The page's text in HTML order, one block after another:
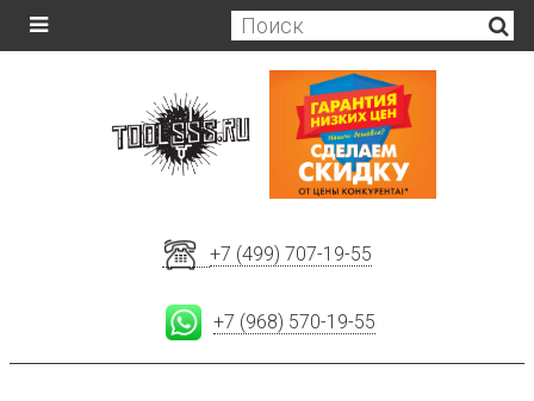
+7 (499) 707-19-55
+7 (968) 570-19-55